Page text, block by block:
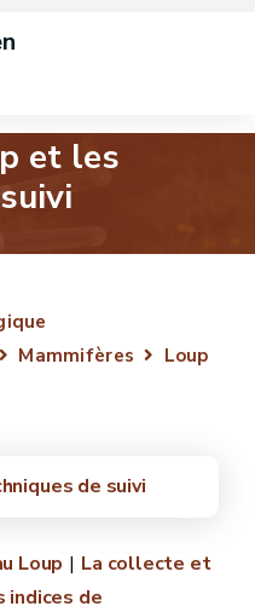
et les
Mammifères Loup
de suivi
Loup
La collecte et
indices de